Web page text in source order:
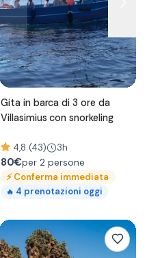
Gita in barca di 3 ore da
Villasimius con snorkeling
4,8 (43) 3h
80€per 2 persone
⚡Conferma immediata
🔥 4 prenotazioni oggi